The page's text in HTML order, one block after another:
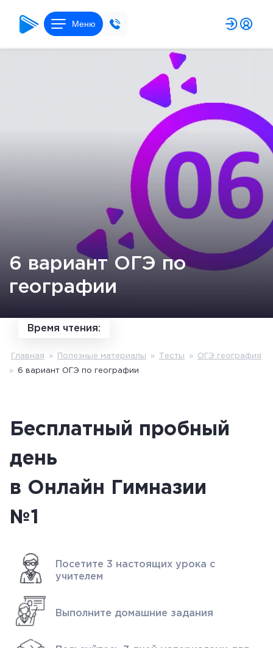
Меню
6 вариант ОГЭ по
географии
Время чтения:
Главная » Полезные материалы » Тесты » ОГЭ география
» 6 вариант ОГЭ по географии
Бесплатный пробный
день
в Онлайн Гимназии
№1
Посетите 3 настоящих урока с
учителем
Выполните домашние задания